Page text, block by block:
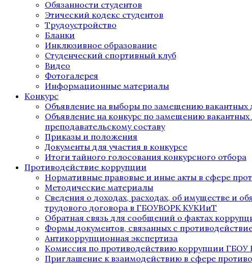
Обязанности студентов
Этический кодекс студентов
Трудоустройство
Бланки
Инклюзивное образование
Студенческий спортивный клуб
Видео
Фотогалерея
Информационные материалы
Конкурс
Объявление на выборы по замещению
Объявление на конкурс по замещению
преподавательскому составу
Приказы и положения
Документы для участия в конкурсе
Итоги тайного голосования конкурсного отбора
Противодействие коррупции
Нормативные правовые и иные акты в сфере
Методические материалы
Сведения о доходах, расходах, об имуществе и
трудового договора в ГБОУВОРК КУКИиТ
Обратная связь для сообщений о фактах
Формы документов, связанных с
Антикоррупционная экспертиза
Комиссия по противодействию коррупции
Приглашение к взаимодействию в сфере